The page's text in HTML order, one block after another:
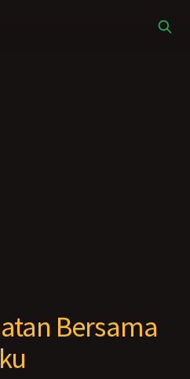
Bersama